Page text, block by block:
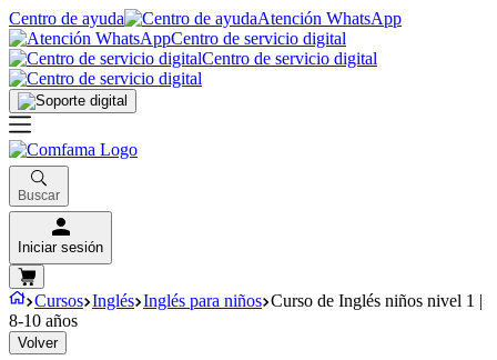
Centro de ayuda
Atención WhatsApp
Centro de servicio digital
Centro de servicio digital
Buscar
Iniciar sesión
Cursos Inglés Inglés para niños Curso de Inglés niños nivel 1 |
8-10 años
Volver